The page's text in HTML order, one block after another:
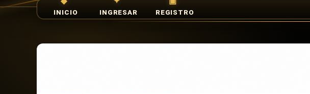
INICIO INGRESAR REGISTRO